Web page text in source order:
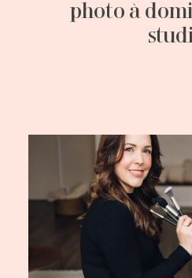
photo à